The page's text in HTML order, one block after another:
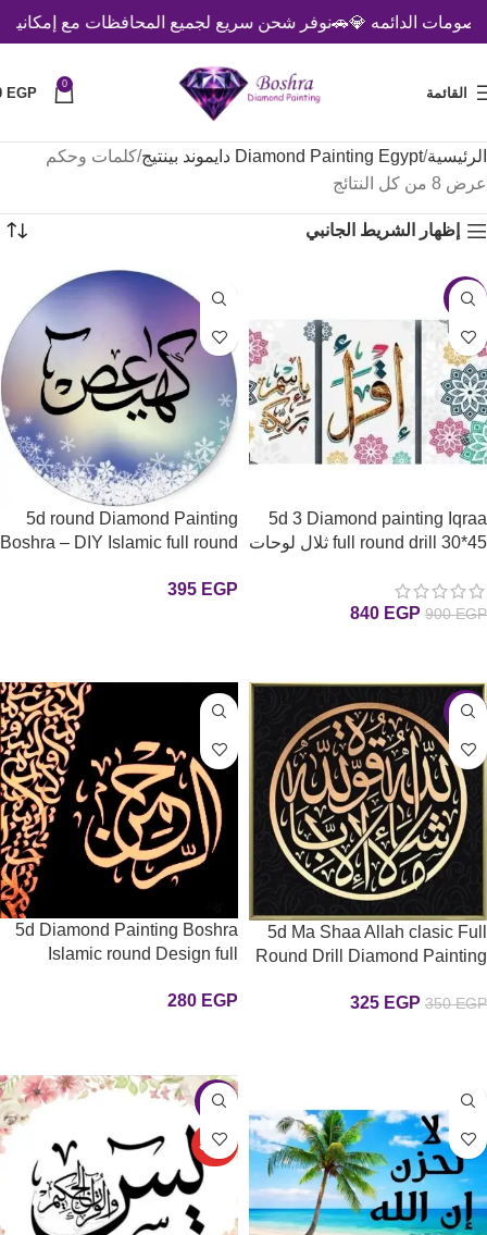
🚗نوفر شحن سريع لجميع المحافظات مع إمكانية الدائمه 💎
القائمة
0
EGP
الرئيسية Diamond Painting Egypt دايموند بينتيج
كلمات وحكم
عرض ⁦8⁩ من كل النتائج
إظهار الشريط الجانبي
-7%
5d 3 Diamond painting Iqraa
full round drill 30*45 ثلال لوحات
900EGP
840 EGP
5d round Diamond Painting
Boshra – DIY Islamic full round
كهيعص ) رسم بالماس
395 EGP
-7%
5d Ma Shaa Allah clasic Full
Round Drill Diamond Painting
رسم بالماس دايموند مدور
350EGP
325 EGP
5d Diamond Painting Boshra
Islamic round Design full
رسم بالماس
280 EGP
-12%
حصري